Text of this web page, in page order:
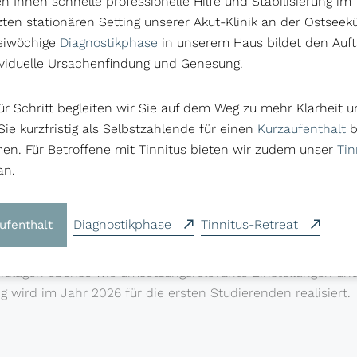
und Kooperation
der MHB erlaubt es der Personale Medizin im
die Spezifika der Personalen Medizin wissenschaftsbasiert
wissenschaftlich zu evaluieren und in bestehende wie
zu implementieren. Dies kommt als Bildungsinhalt
und andererseits deren zukünftigen Patientinnen
An-Institut entwickelter und über die MHB
Studiengang (Certificate of Advanced Studies, CAS)
Kenntnisse und Fertigkeiten in Bezug auf die
ebenso wie umsetzungsrelevante Einstellungen
wird im Jahr 2026 für die ersten Studierenden realisiert.
stationären Setting unserer Akut-Klinik an der
Diagnostikphase in unserem Haus bildet den
Ursachenfindung und Genesung.
Schritt begleiten wir Sie auf dem Weg zu mehr Klarheit
kurzfristig als Selbstzahlende für einen Kurzaufenthalt
Für Betroffene mit Tinnitus bieten wir zudem unser
Diagnostikphase Tinnitus-Retreat